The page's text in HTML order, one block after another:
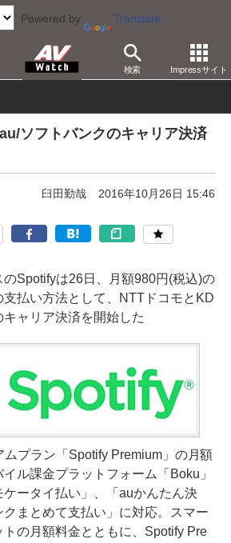
Powered by Translate
検索 Impressサイト
サービス 音楽配信 Spotify
ソフトバンクのキャリア決済
臼田勤哉 2016年10月26日 15:46
Spotifyは26日、月額980円(税込)の
払い方法として、NTTドコモとKD
ャリア決済を開始した
プラン「Spotify Premium」の月額
ル課金プラットフォーム「Boku」
ケータイ払い」、「auかんたん決
まとめて支払い」に対応。スマー
トの月額料金とともに、Spotify Pre